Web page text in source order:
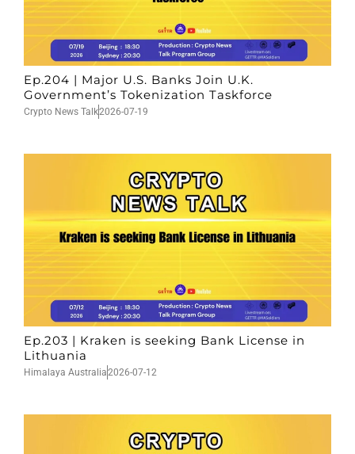
Ep.204 | Major U.S. Banks Join U.K.
Government’s Tokenization Taskforce
Crypto News Talk2026-07-19
Ep.203 | Kraken is seeking Bank License in
Lithuania
Himalaya Australia2026-07-12